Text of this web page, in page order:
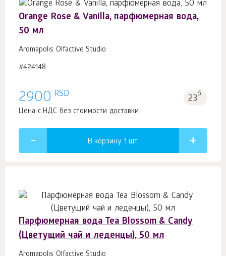
Orange Rose & Vanilla, парфюмерная вода,
50 мл
Aromapolis Olfactive Studio
#424148
2900 RSD 23б.
Цена с НДС без стоимости доставки
В корзину 1 шт.
Парфюмерная вода Tea Blossom & Candy
(Цветущий чай и леденцы), 50 мл